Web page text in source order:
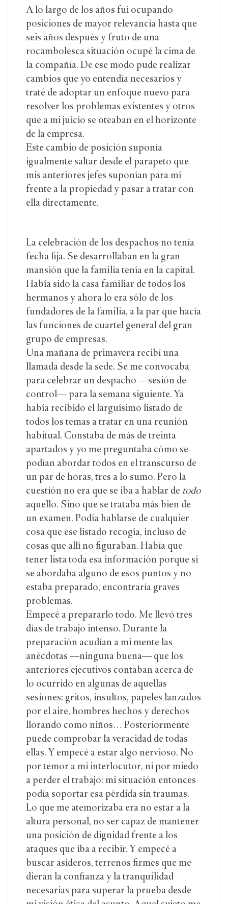
A lo largo de los años fui ocupando
posiciones de mayor relevancia hasta que
seis años después y fruto de una
rocambolesca situación ocupé la cima de
la compañía. De ese modo pude realizar
cambios que yo entendía necesarios y
traté de adoptar un enfoque nuevo para
resolver los problemas existentes y otros
que a mi juicio se oteaban en el horizonte
de la empresa.
Este cambio de posición suponía
igualmente saltar desde el parapeto que
mis anteriores jefes suponían para mí
frente a la propiedad y pasar a tratar con
ella directamente.
La celebración de los despachos no tenía
fecha fija. Se desarrollaban en la gran
mansión que la familia tenía en la capital.
Había sido la casa familiar de todos los
hermanos y ahora lo era sólo de los
fundadores de la familia, a la par que hacía
las funciones de cuartel general del gran
grupo de empresas.
Una mañana de primavera recibí una
llamada desde la sede. Se me convocaba
para celebrar un despacho —sesión de
control— para la semana siguiente. Ya
había recibido el larguísimo listado de
todos los temas a tratar en una reunión
habitual. Constaba de más de treinta
apartados y yo me preguntaba cómo se
podían abordar todos en el transcurso de
un par de horas, tres a lo sumo. Pero la
cuestión no era que se iba a hablar de todo
aquello. Sino que se trataba más bien de
un examen. Podía hablarse de cualquier
cosa que ese listado recogía, incluso de
cosas que allí no figuraban. Había que
tener lista toda esa información porque si
se abordaba alguno de esos puntos y no
estaba preparado, encontraría graves
problemas.
Empecé a prepararlo todo. Me llevó tres
días de trabajo intenso. Durante la
preparación acudían a mi mente las
anécdotas —ninguna buena— que los
anteriores ejecutivos contaban acerca de
lo ocurrido en algunas de aquellas
sesiones: gritos, insultos, papeles lanzados
por el aire, hombres hechos y derechos
llorando como niños… Posteriormente
puede comprobar la veracidad de todas
ellas. Y empecé a estar algo nervioso. No
por temor a mi interlocutor, ni por miedo
a perder el trabajo: mi situación entonces
podía soportar esa pérdida sin traumas.
Lo que me atemorizaba era no estar a la
altura personal, no ser capaz de mantener
una posición de dignidad frente a los
ataques que iba a recibir. Y empecé a
buscar asideros, terrenos firmes que me
dieran la confianza y la tranquilidad
necesarias para superar la prueba desde